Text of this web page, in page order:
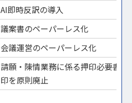
AI即時反訳の導入
議案書のペーパーレス化
会議運営のペーパーレス化
請願・陳情業務に係る押印必要書類
印を原則廃止